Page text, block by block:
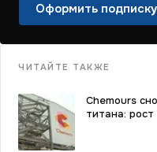
Оформить
ЧИТАЙТЕ ТАКЖЕ
Chemours
титана: